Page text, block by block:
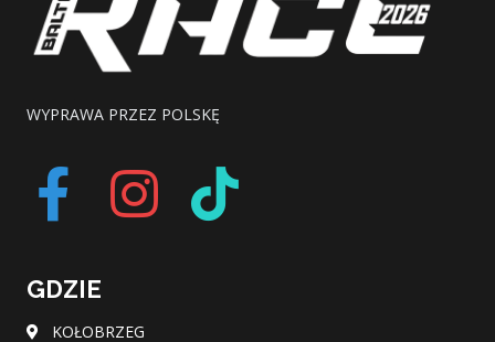
WYPRAWA PRZEZ POLSKĘ
F
a
c
I T
i
GDZIE
KOŁOBRZEG